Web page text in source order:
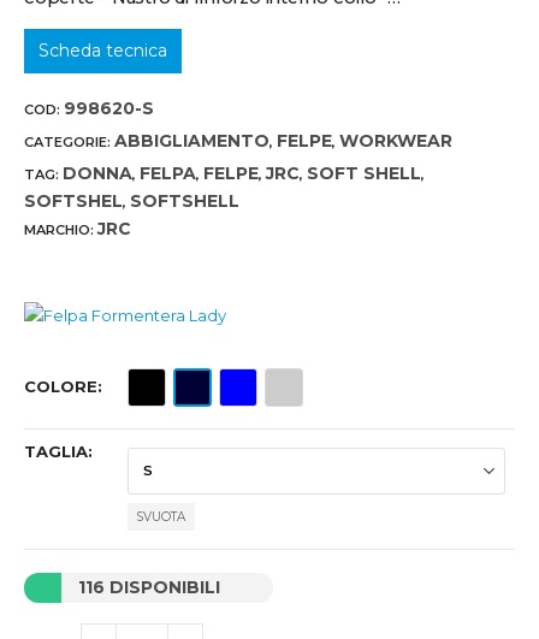
Scheda tecnica
COD: 998620-S
CATEGORIE: ABBIGLIAMENTO, FELPE, WORKWEAR
TAG: DONNA, FELPA, FELPE,JRC, SOFT SHELL,
SOFTSHEL, SOFTSHELL
MARCHIO:JRC
COLORE
TAGLIA
SVUOTA
116 DISPONIBILI